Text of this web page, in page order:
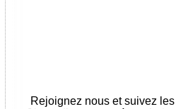
Rejoignez nous et suivez